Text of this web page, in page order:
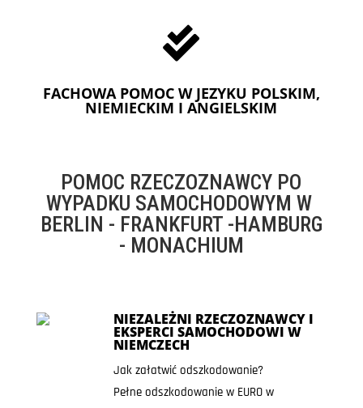

FACHOWA POMOC W JEZYKU POLSKIM,
NIEMIECKIM I ANGIELSKIM
POMOC RZECZOZNAWCY PO
WYPADKU SAMOCHODOWYM W
BERLIN - FRANKFURT -HAMBURG
- MONACHIUM
NIEZALEŻNI RZECZOZNAWCY I
EKSPERCI SAMOCHODOWI W
NIEMCZECH
Jak załatwić odszkodowanie?
Pełne odszkodowanie w EURO w